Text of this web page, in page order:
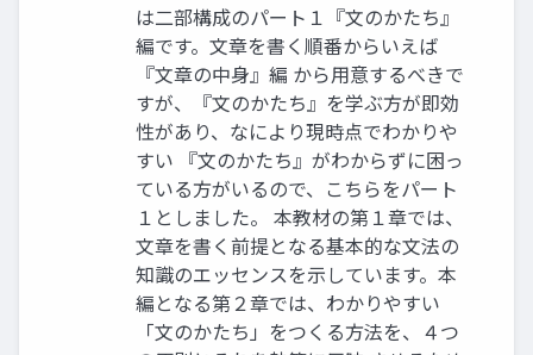
は二部構成のパート１『文のかたち』
編です。文章を書く順番からいえば
『文章の中身』編 から用意するべきで
すが、『文のかたち』を学ぶ方が即効
性があり、なにより現時点でわかりや
すい 『文のかたち』がわからずに困っ
ている方がいるので、こちらをパート
１としました。 本教材の第１章では、
文章を書く前提となる基本的な文法の
知識のエッセンスを示しています。本
編となる第２章では、わかりやすい
「文のかたち」をつくる方法を、４つ